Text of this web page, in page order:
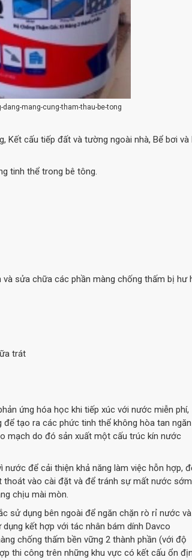
dang-mang-cung-tham-thau-be-tong
Kết cấu tiếp đất và tường ngoài nhà, Bể bơi và
tinh thể trong bê tông.
sửa chữa các phần màng chống thấm bị hư
trát
ứng hóa học khi tiếp xúc với nước miễn phí,
tạo ra các phức tinh thể không hòa tan ngăn
mạch do đó sản xuất một cấu trúc kín nước
để cải thiện khả năng làm việc hỗn hợp,
thoát vào cài đặt và để tránh sự mất nước sớm
chịu mài mòn.
sử dụng bên ngoài để ngăn chặn rò rỉ nước và
dụng kết hợp với tác nhân bám dính Davco
chống thấm bền vững 2 thành phần (với độ
thi công trên những khu vực có kết cấu ổn